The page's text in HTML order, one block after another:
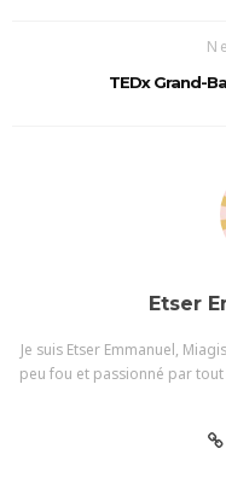
TEDx Grand-
Etser
Je suis Etser Emmanuel,
peu fou et passionné par